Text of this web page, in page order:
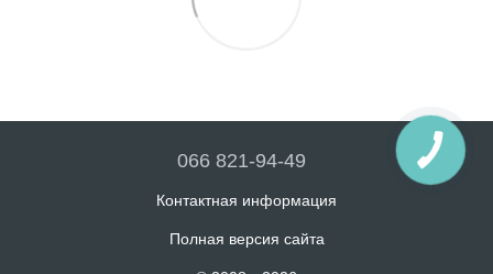
066 821-94-49
Контактная информация
Полная версия сайта